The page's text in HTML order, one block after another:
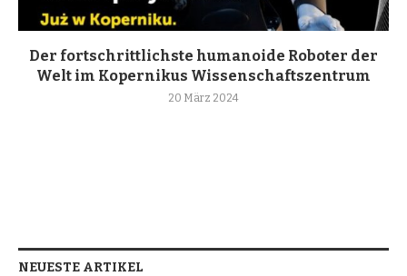
Der fortschrittlichste humanoide Roboter der
Welt im Kopernikus Wissenschaftszentrum
20 März 2024
NEUESTE ARTIKEL